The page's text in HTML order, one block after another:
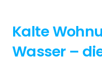
Kalte
Wasser –